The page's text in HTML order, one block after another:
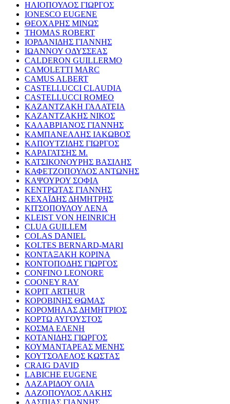
ΗΛΙΟΠΟΥΛΟΣ ΓΙΩΡΓΟΣ
IONESCO EUGENE
ΘΕΟΧΑΡΗΣ ΜΙΝΩΣ
THOMAS ROBERT
ΙΟΡΔΑΝΙΔΗΣ ΓΙΑΝΝΗΣ
ΙΩΑΝΝΟΥ ΟΔΥΣΣΕΑΣ
CALDERON GUILLERMO
CAMOLETTI MARC
CAMUS ALBERT
CASTELLUCCI CLAUDIA
CASTELLUCCI ROMEO
ΚΑΖΑΝΤΖΑΚΗ ΓΑΛΑΤΕΙΑ
ΚΑΖΑΝΤΖΑΚΗΣ ΝΙΚΟΣ
ΚΑΛΑΒΡΙΑΝΟΣ ΓΙΑΝΝΗΣ
ΚΑΜΠΑΝΕΛΛΗΣ ΙΑΚΩΒΟΣ
ΚΑΠΟΥΤΖΙΔΗΣ ΓΙΩΡΓΟΣ
ΚΑΡΑΓΑΤΣΗΣ Μ.
ΚΑΤΣΙΚΟΝΟΥΡΗΣ ΒΑΣΙΛΗΣ
ΚΑΦΕΤΖΟΠΟΥΛΟΣ ΑΝΤΩΝΗΣ
ΚΑΨΟΥΡΟΥ ΣΟΦΙΑ
ΚΕΝΤΡΩΤΑΣ ΓΙΑΝΝΗΣ
ΚΕΧΑΪΔΗΣ ΔΗΜΗΤΡΗΣ
ΚΙΤΣΟΠΟΥΛΟΥ ΛΕΝΑ
KLEIST VON HEINRICH
CLUA GUILLEM
COLAS DANIEL
KOLTES BERNARD-MARI
ΚΟΝΤΑΞΑΚΗ ΚΟΡΙΝΑ
ΚΟΝΤΟΠΟΔΗΣ ΓΙΩΡΓΟΣ
CONFINO LEONORE
COONEY RAY
KOPIT ARTHUR
ΚΟΡΟΒΙΝΗΣ ΘΩΜΑΣ
ΚΟΡΟΜΗΛΑΣ ΔΗΜΗΤΡΙΟΣ
ΚΟΡΤΩ ΑΥΓΟΥΣΤΟΣ
ΚΟΣΜΑ ΕΛΕΝΗ
ΚΟΤΑΝΙΔΗΣ ΓΙΩΡΓΟΣ
ΚΟΥΜΑΝΤΑΡΕΑΣ ΜΕΝΗΣ
ΚΟΥΤΣΟΛΕΛΟΣ ΚΩΣΤΑΣ
CRAIG DAVID
LABICHE EUGENE
ΛΑΖΑΡΙΔΟΥ ΟΛΙΑ
ΛΑΖΟΠΟΥΛΟΣ ΛΑΚΗΣ